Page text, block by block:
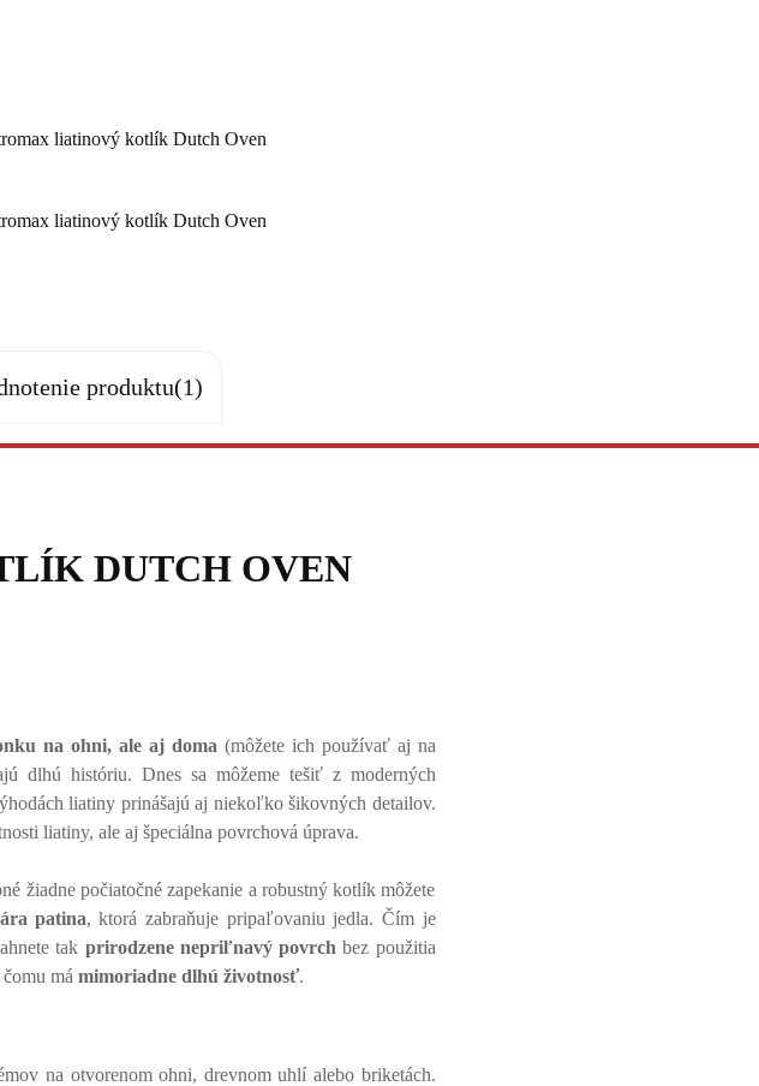
produktu(1)
DUTCH OVEN
na ohni, ale aj doma (môžete ich používať aj na
dlhú históriu. Dnes sa môžeme tešiť z moderných
liatiny prinášajú aj niekoľko šikovných detailov.
liatiny, ale aj špeciálna povrchová úprava.
žiadne počiatočné zapekanie a robustný kotlík môžete
patina, ktorá zabraňuje pripaľovaniu jedla. Čím je
tak prirodzene nepriľnavý povrch bez použitia
má mimoriadne dlhú životnosť.
na otvorenom ohni, drevnom uhlí alebo briketách.